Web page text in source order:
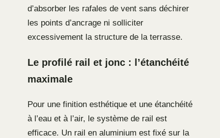
d’absorber les rafales de vent sans déchirer
les points d’ancrage ni solliciter
excessivement la structure de la terrasse.
Le profilé rail et jonc : l’étanchéité
maximale
Pour une finition esthétique et une étanchéité
à l’eau et à l’air, le système de rail est
efficace. Un rail en aluminium est fixé sur la